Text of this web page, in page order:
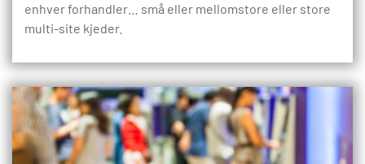
enhver forhandler… små eller mellomstore eller store
multi-site kjeder.